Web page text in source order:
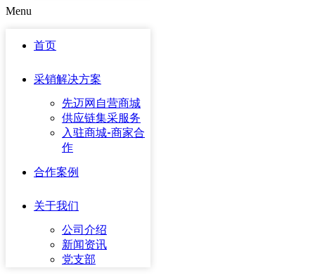
Menu
首页
采销解决方案
先迈网自营商城
供应链集采服务
入驻商城-商家合
作
合作案例
关于我们
公司介绍
新闻资讯
党支部